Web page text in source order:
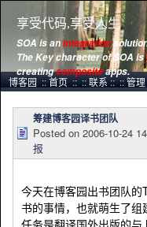
享受代码,享受人生
SOA is anintegration
The Key character of SOA is
creatingcompositeapps.
博客园::首页::::联系::::管理
筹建博客园译书团队
Posted on 2006-10-24
报
今天在博客园出书团队
书的事情，也就萌生了
任务是翻译国外出版的